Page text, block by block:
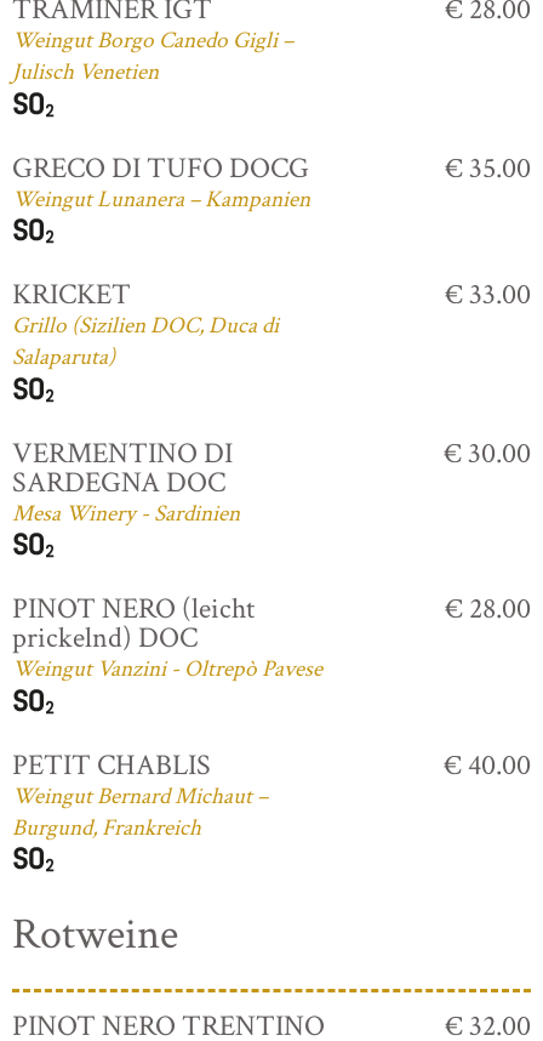
TRAMINER IGT
Weingut Borgo Canedo Gigli –
Julisch Venetien
€ 28.00
GRECO DI TUFO DOCG
Weingut Lunanera – Kampanien
€ 35.00
KRICKET
Grillo (Sizilien DOC, Duca di
Salaparuta)
€ 33.00
VERMENTINO DI
SARDEGNA DOC
Mesa Winery - Sardinien
€ 30.00
PINOT NERO (leicht
prickelnd) DOC
Weingut Vanzini - Oltrepò Pavese
€ 28.00
PETIT CHABLIS
Weingut Bernard Michaut –
Burgund, Frankreich
€ 40.00
Rotweine
PINOT NERO TRENTINO € 32.00